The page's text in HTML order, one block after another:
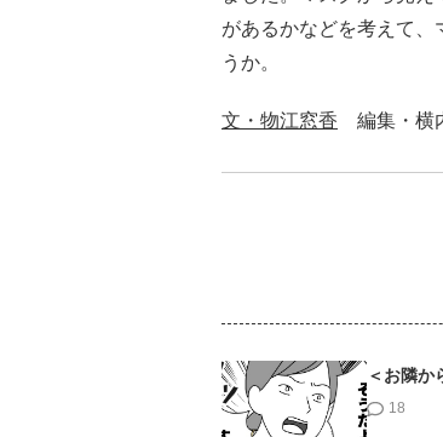
があるかなどを考えて、
うか。
文・物江窓香 編集・横
＜お隣か
18